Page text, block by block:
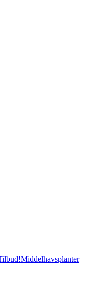
Middelhavsplanter